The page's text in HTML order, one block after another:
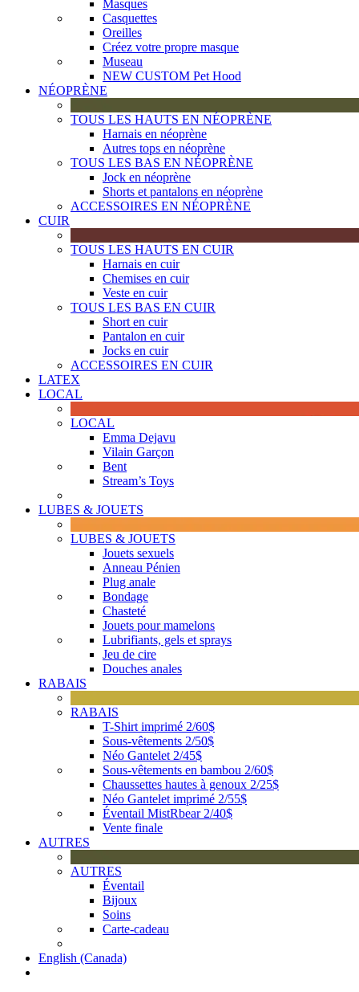
Masques
Casquettes
Oreilles
Créez votre propre masque
Museau
NEW CUSTOM Pet Hood
NÉOPRÈNE
TOUS LES HAUTS EN NÉOPRÈNE
Harnais en néoprène
Autres tops en néoprène
TOUS LES BAS EN NÉOPRÈNE
Jock en néoprène
Shorts et pantalons en néoprène
ACCESSOIRES EN NÉOPRÈNE
CUIR
TOUS LES HAUTS EN CUIR
Harnais en cuir
Chemises en cuir
Veste en cuir
TOUS LES BAS EN CUIR
Short en cuir
Pantalon en cuir
Jocks en cuir
ACCESSOIRES EN CUIR
LATEX
LOCAL
LOCAL
Emma Dejavu
Vilain Garçon
Bent
Stream’s Toys
LUBES & JOUETS
LUBES & JOUETS
Jouets sexuels
Anneau Pénien
Plug anale
Bondage
Chasteté
Jouets pour mamelons
Lubrifiants, gels et sprays
Jeu de cire
Douches anales
RABAIS
RABAIS
T-Shirt imprimé 2/60$
Sous-vêtements 2/50$
Néo Gantelet 2/45$
Sous-vêtements en bambou 2/60$
Chaussettes hautes à genoux 2/25$
Néo Gantelet imprimé 2/55$
Éventail MistRbear 2/40$
Vente finale
AUTRES
AUTRES
Éventail
Bijoux
Soins
Carte-cadeau
English (Canada)